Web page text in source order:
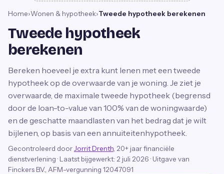
Home›Wonen & hypotheek›Tweede hypotheek berekenen
Tweede hypotheek
berekenen
Bereken hoeveel je extra kunt lenen met een tweede
hypotheek op de overwaarde van je woning. Je ziet je
overwaarde, de maximale tweede hypotheek (begrensd
door de loan-to-value van 100% van de woningwaarde)
en de geschatte maandlasten van het bedrag dat je wilt
bijlenen, op basis van een annuiteitenhypotheek.
Gecontroleerd door Jorrit Drenth , 20+ jaar financiële
dienstverlening · Laatst bijgewerkt: 2 juli 2026 · Uitgave van
Finckers B.V., AFM-vergunning 12047091